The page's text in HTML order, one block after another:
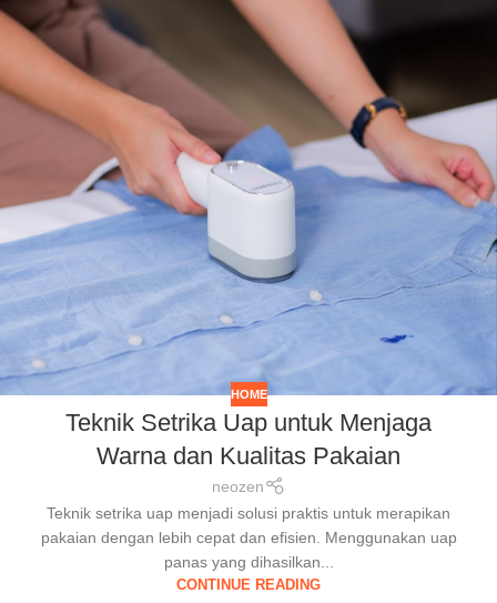
HOME
Teknik Setrika Uap untuk Menjaga
Warna dan Kualitas Pakaian
neozen
Teknik setrika uap menjadi solusi praktis untuk merapikan
pakaian dengan lebih cepat dan efisien. Menggunakan uap
panas yang dihasilkan...
CONTINUE READING